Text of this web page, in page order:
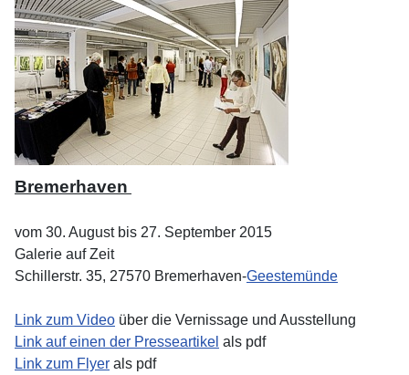
Bremerhaven
vom 30. August bis 27. September 2015
Galerie auf Zeit
Schillerstr. 35, 27570 Bremerhaven-Geestemünde
Link zum Video über die Vernissage und Ausstellung
Link auf einen der Presseartikel als pdf
Link zum Flyer als pdf